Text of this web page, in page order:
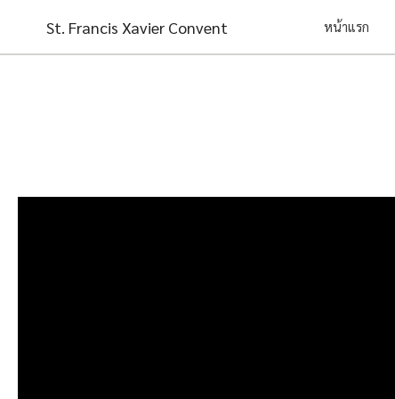
content
St. Francis Xavier Convent หน้าแรก